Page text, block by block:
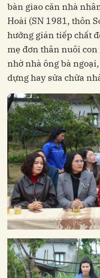
bàn giao căn nhà
Hoài (SN 1981, thôn
hưởng gián tiếp chất
mẹ đơn thân nuôi
nhờ nhà ông bà
dựng hay sửa chữa